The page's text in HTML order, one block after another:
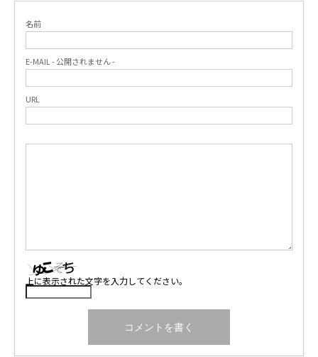
名前
E-MAIL - 公開されません -
URL
上に表示された文字を入力してください。